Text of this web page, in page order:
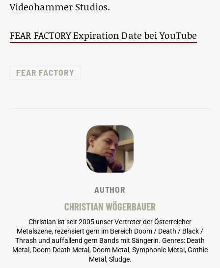
Videohammer Studios.
FEAR FACTORY Expiration Date bei YouTube
FEAR FACTORY
AUTHOR
CHRISTIAN WÖGERBAUER
Christian ist seit 2005 unser Vertreter der Österreicher
Metalszene, rezensiert gern im Bereich Doom / Death / Black /
Thrash und auffallend gern Bands mit Sängerin. Genres: Death
Metal, Doom-Death Metal, Doom Metal, Symphonic Metal, Gothic
Metal, Sludge.